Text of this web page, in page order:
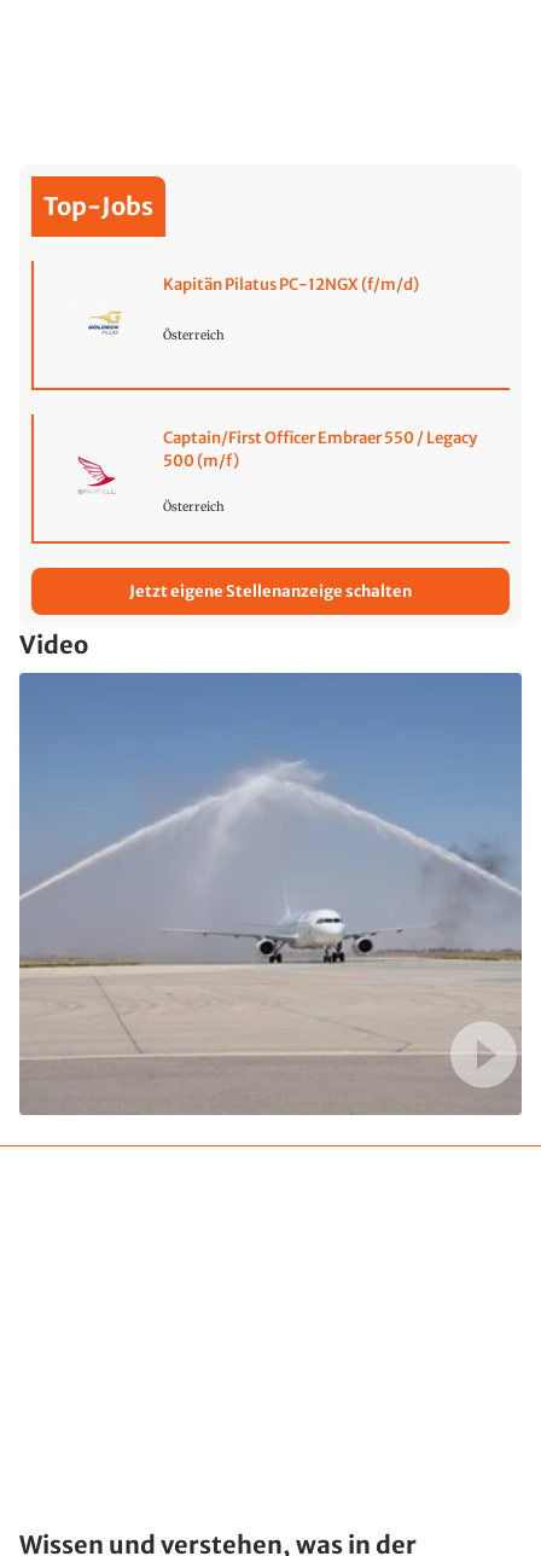
Top-Jobs
Kapitän Pilatus PC-12NGX (f/m/d)
Österreich
Captain/First Officer Embraer 550 / Legacy
500 (m/f)
Österreich
Jetzt eigene Stellenanzeige schalten
Video
Wissen und verstehen, was in der